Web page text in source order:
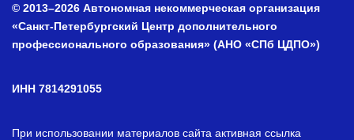
© 2013–2026 Автономная некоммерческая организация
«Санкт-Петербургский Центр дополнительного
профессионального образования» (АНО «СПб ЦДПО»)
ИНН 7814291055
При использовании материалов сайта активная ссылка